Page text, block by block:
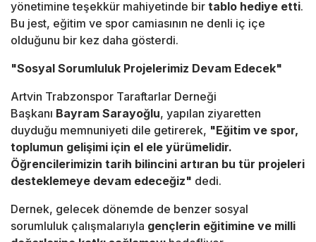
yönetimine teşekkür mahiyetinde bir tablo hediye etti.
Bu jest, eğitim ve spor camiasının ne denli iç içe
olduğunu bir kez daha gösterdi.
"Sosyal Sorumluluk Projelerimiz Devam Edecek"
Artvin Trabzonspor Taraftarlar Derneği
Başkanı Bayram Sarayoğlu, yapılan ziyaretten
duyduğu memnuniyeti dile getirerek, "Eğitim ve spor,
toplumun gelişimi için el ele yürümelidir.
Öğrencilerimizin tarih bilincini artıran bu tür projeleri
desteklemeye devam edeceğiz" dedi.
Dernek, gelecek dönemde de benzer sosyal
sorumluluk çalışmalarıyla gençlerin eğitimine ve milli